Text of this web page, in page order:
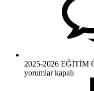
2025-2026
yorumlar kapalı